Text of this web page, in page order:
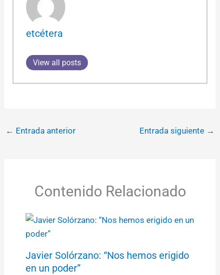
etcétera
View all posts
← Entrada anterior Entrada siguiente →
Contenido Relacionado
Javier Solórzano: “Nos hemos erigido
en un poder”